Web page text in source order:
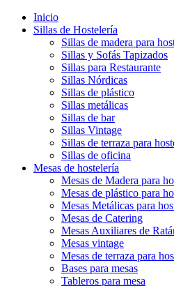
Inicio
Sillas de Hostelería
Sillas de madera para
Sillas y Sofás Tapizados
Sillas para Restaurante
Sillas Nórdicas
Sillas de plástico
Sillas metálicas
Sillas de bar
Sillas Vintage
Sillas de terraza para
Sillas de oficina
Mesas de hostelería
Mesas de Madera para
Mesas de plástico para
Mesas Metálicas para
Mesas de Catering
Mesas Auxiliares de
Mesas vintage
Mesas de terraza para
Bases para mesas
Tableros para mesa